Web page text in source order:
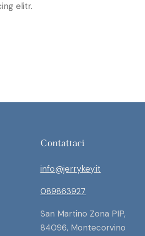
elitr.
Contattaci
info@jerrykey.it
089863927
San Martino Zona PIP,
84096, Montecorvino